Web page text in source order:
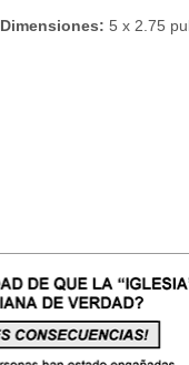
Dimensiones: 5 x 2.75